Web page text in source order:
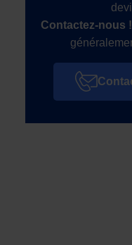
Contactez-nous !